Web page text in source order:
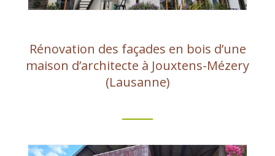
Rénovation des façades en bois d’une
maison d’architecte à Jouxtens-Mézery
(Lausanne)